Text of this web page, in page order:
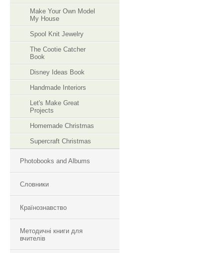
Make Your Own Model
My House
Spool Knit Jewelry
The Cootie Catcher
Book
Disney Ideas Book
Handmade Interiors
Let's Make Great
Projects
Homemade Christmas
Supercraft Christmas
Photobooks and Albums
Словники
Країнознавство
Методичні книги для
вчителів